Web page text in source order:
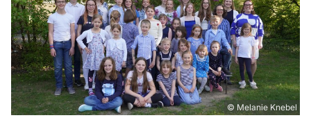
© Melanie Knebel